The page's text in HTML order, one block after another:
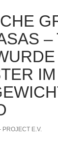
–
IM
PROJECT E.V.